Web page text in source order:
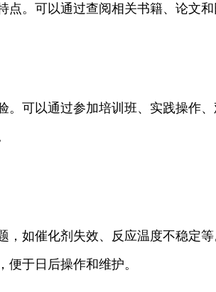
。可以通过查阅相关书籍、论文
。可以通过参加培训班、实践操作
如催化剂失效、反应温度不稳定
于日后操作和维护。